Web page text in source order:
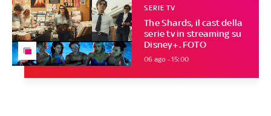
The Shards, il cast della
serie tv in streaming su
Disney+. FOTO
SERIE TV
06 ago - 15:00